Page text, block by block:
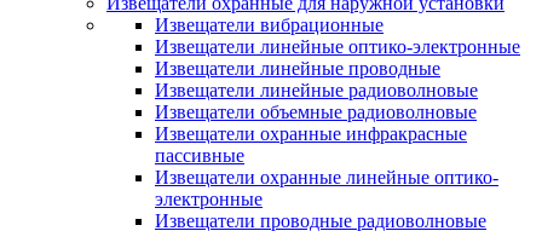
Извещатели вибрационные
Извещатели линейные оптико-электронные
Извещатели линейные проводные
Извещатели линейные радиоволновые
Извещатели объемные радиоволновые
Извещатели охранные инфракрасные
пассивные
Извещатели охранные линейные оптико-
электронные
Извещатели проводные радиоволновые